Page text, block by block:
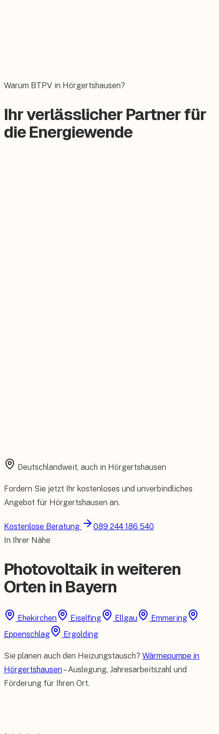
Warum BTPV in Hörgertshausen?
Ihr verlässlicher Partner für
die Energiewende
Deutschlandweit, auch in Hörgertshausen
Fordern Sie jetzt Ihr kostenloses und unverbindliches
Angebot für Hörgertshausen an.
Kostenlose Beratung
089 244 186 540
In Ihrer Nähe
Photovoltaik in weiteren
Orten in Bayern
Ehekirchen Eiselfing Ellgau
Emmering
Eppenschlag
Ergolding
Sie planen auch den Heizungstausch? Wärmepumpe in
Hörgertshausen – Auslegung, Jahresarbeitszahl und
Förderung für Ihren Ort.